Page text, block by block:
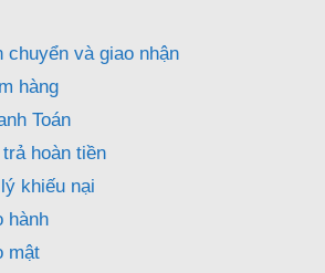
chuyển và giao nhận
hàng
Toán
hoàn tiền
khiếu nại
hành
mật